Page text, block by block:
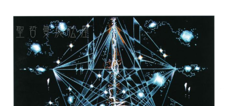
每筆NT$80，滿NT$3,000(含以上)免運費
7-11取貨付款
每筆NT$80，滿NT$3,000(含以上)免運費
賣家宅配幫您送（台灣）
每筆NT$80，滿NT$3,000(含以上)免運費